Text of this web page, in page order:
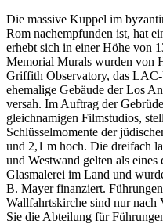
Die massive Kuppel im
Rom nachempfunden ist, hat
erhebt sich in einer Höhe von
Memorial Murals wurden von
Griffith Observatory, das
ehemalige Gebäude der Los
versah. Im Auftrag der
gleichnamigen Filmstudios,
Schlüsselmomente der
und 2,1 m hoch. Die dreifach
und Westwand gelten als
Glasmalerei im Land und
B. Mayer finanziert.
Wallfahrtskirche sind nur nach
Sie die Abteilung für